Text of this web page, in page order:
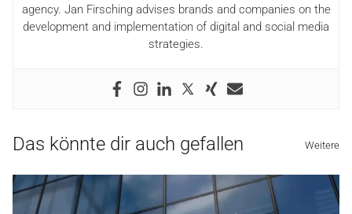
agency. Jan Firsching advises brands and companies on the
development and implementation of digital and social media
strategies.
Das könnte dir auch gefallen Weitere